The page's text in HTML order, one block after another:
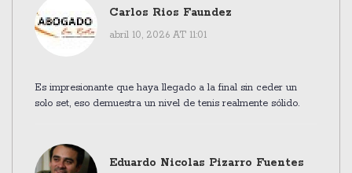
Carlos Rios Faundez
abril 10, 2026 AT 11:01
Es impresionante que haya llegado a la final sin ceder un
solo set, eso demuestra un nivel de tenis realmente sólido.
Eduardo Nicolas Pizarro Fuentes